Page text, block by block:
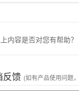
内容是否对您有帮助？
反馈 (如有产品使用问题